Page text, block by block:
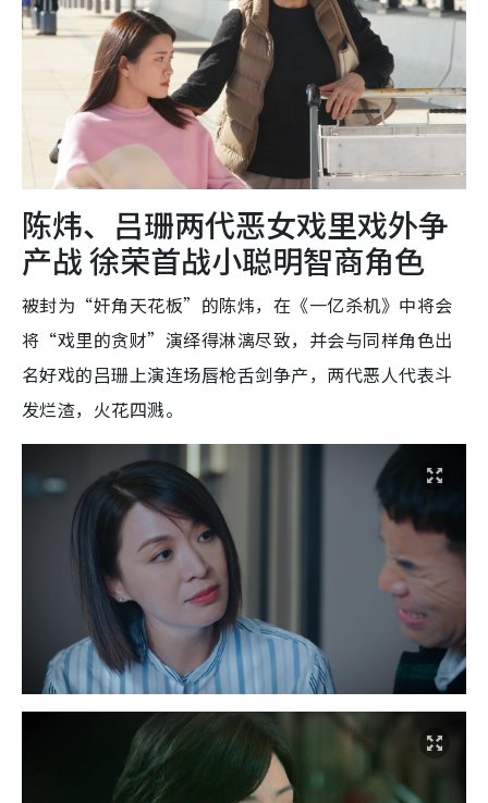
陈炜、吕珊两代恶女戏里戏外争
产战 徐荣首战小聪明智商角色
被封为“奸角天花板”的陈炜，在《一亿杀机》中将会
将“戏里的贪财”演绎得淋漓尽致，并会与同样角色出
名好戏的吕珊上演连场唇枪舌剑争产，两代恶人代表斗
发烂渣，火花四溅。